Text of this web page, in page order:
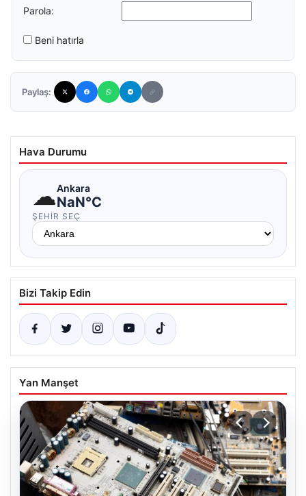
Parola:
Beni hatırla
Paylaş:
Hava Durumu
☁Ankara
NaN°C
ŞEHIR SEÇ
Bizi Takip Edin
Yan Manşet